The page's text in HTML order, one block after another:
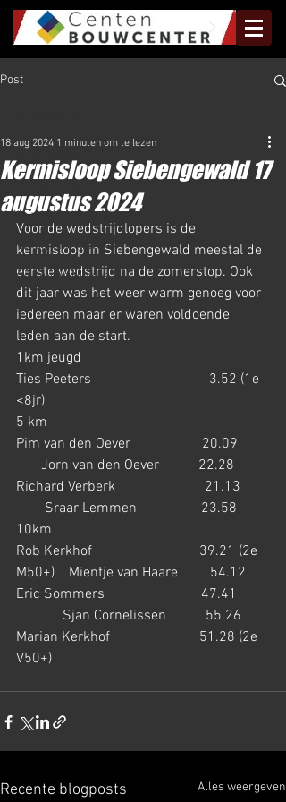
Post
Olympus Nieuws
Halve Marathon Nieuws
Rundje Mill Nieuws
Kuilenloop Nieuws
Kermisloop Siebengewald 17
augustus 2024
18 aug 2024 1 minuten om te lezen
Voor de wedstrijdlopers is de
kermisloop in Siebengewald meestal de
eerste wedstrijd na de zomerstop. Ook
dit jaar was het weer warm genoeg voor
iedereen maar er waren voldoende
leden aan de start.
1km jeugd
Ties Peeters                                 3.52 (1e
<8jr)
5 km
Pim van den Oever                    20.09
       Jorn van den Oever           22.28
Richard Verberk                         21.13
        Sraar Lemmen                  23.58
10km
Rob Kerkhof                              39.21 (2e
M50+)    Mientje van Haare         54.12
Eric Sommers                           47.41
             Sjan Cornelissen           55.26
Marian Kerkhof                         51.28 (2e
V50+)
Recente blogposts Alles weergeven